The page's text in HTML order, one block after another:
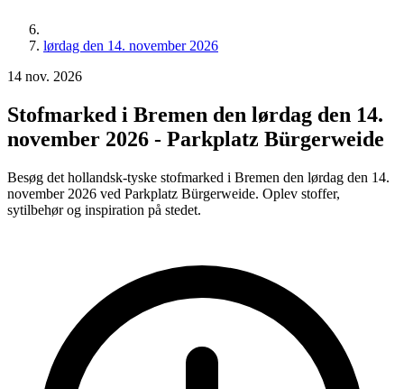
lørdag den 14. november 2026
14 nov. 2026
Stofmarked i Bremen den lørdag den 14.
november 2026 - Parkplatz Bürgerweide
Besøg det hollandsk-tyske stofmarked i Bremen den lørdag den 14.
november 2026 ved Parkplatz Bürgerweide. Oplev stoffer,
sytilbehør og inspiration på stedet.